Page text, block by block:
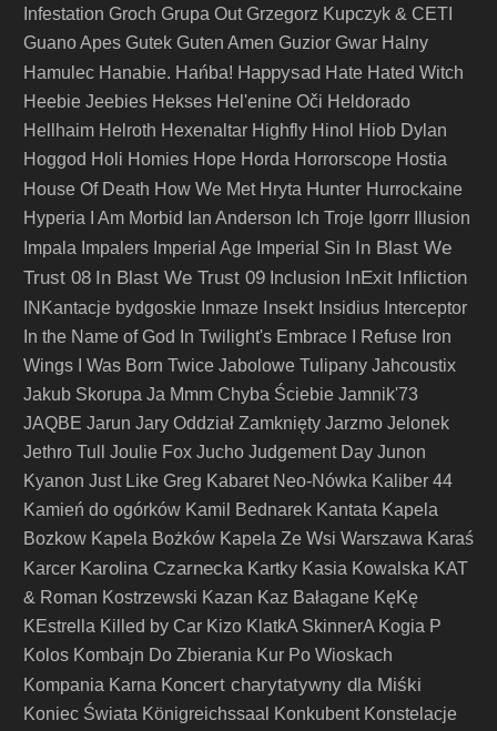
Infestation Groch Grupa Out Grzegorz Kupczyk & CETI
Guano Apes Gutek Guten Amen Guzior Gwar Halny
Hamulec Hanabie. Hańba! Happysad Hate Hated Witch
Heebie Jeebies Hekses Hel'enine Oči Heldorado
Hellhaim Helroth Hexenaltar Highfly Hinol Hiob Dylan
Hoggod Holi Homies Hope Horda Horrorscope Hostia
House Of Death How We Met Hryta Hunter Hurrockaine
Hyperia
I Am Morbid Ian Anderson Ich Troje Igorrr
Illusion
Impala Impalers Imperial Age Imperial Sin In Blast We
Trust 08 In Blast We Trust 09 Inclusion InExit Infliction
INKantacje bydgoskie Inmaze Insekt Insidius Interceptor
In the Name of God
In Twilight's Embrace I Refuse Iron
Wings
I Was Born Twice Jabolowe Tulipany Jahcoustix
Jakub Skorupa Ja Mmm Chyba Ściebie Jamnik'73
JAQBE Jarun Jary Oddział Zamknięty Jarzmo Jelonek
Jethro Tull
Joulie Fox Jucho Judgement Day Junon
Kyanon Just Like Greg Kabaret Neo-Nówka Kaliber 44
Kamień do ogórków Kamil Bednarek Kantata Kapela
Bozkow Kapela Bożków Kapela Ze Wsi Warszawa Karaś
Karcer Karolina Czarnecka Kartky Kasia Kowalska KAT
& Roman Kostrzewski Kazan Kaz Bałagane KęKę
KEstrella Killed by Car Kizo KlatkA SkinnerA Kogia P
Kolos Kombajn Do Zbierania Kur Po Wioskach
Kompania Karna Koncert charytatywny dla Miśki
Koniec Świata Königreichssaal Konkubent Konstelacje